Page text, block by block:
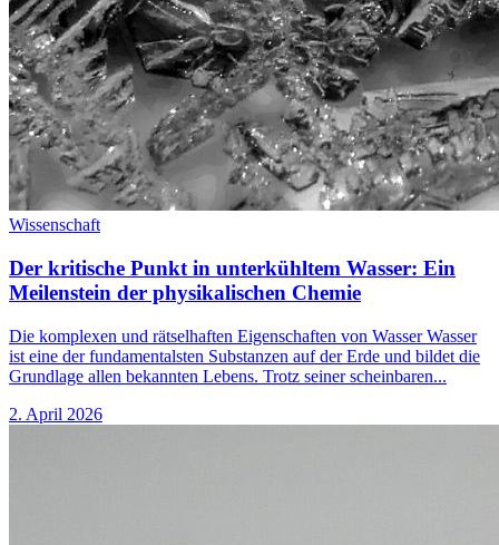
Wissenschaft
Der kritische Punkt in unterkühltem Wasser: Ein
Meilenstein der physikalischen Chemie
Die komplexen und rätselhaften Eigenschaften von Wasser Wasser
ist eine der fundamentalsten Substanzen auf der Erde und bildet die
Grundlage allen bekannten Lebens. Trotz seiner scheinbaren...
2. April 2026